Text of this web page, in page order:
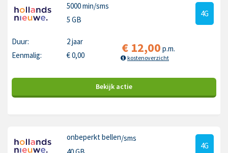
5000 min/sms
5 GB
4G
Duur:
2 jaar
Eenmalig:
€0,00 € 12,00 p.m.
kostenoverzicht
Bekijk actie
onbeperkt bellen/sms
4G